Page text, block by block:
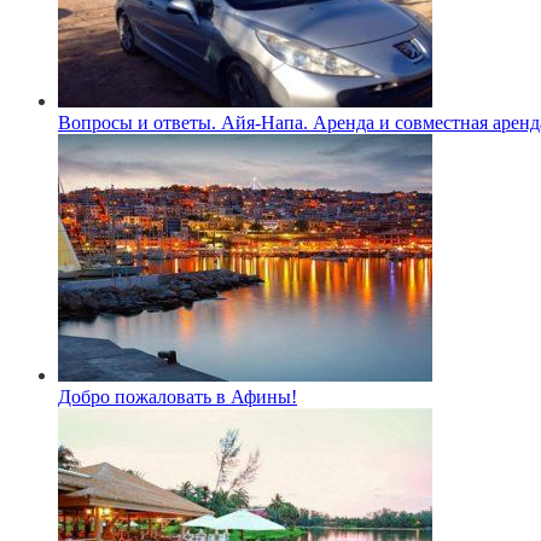
Вопросы и ответы. Айя-Напа. Аренда и совместная
Добро пожаловать в Афины!